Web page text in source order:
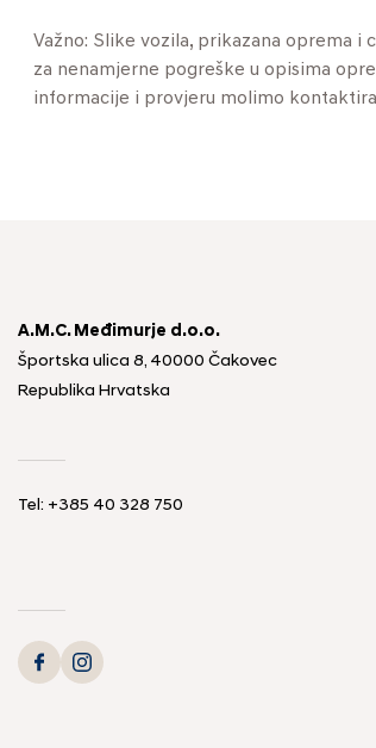
Važno: Slike vozila, prikazana oprema
za nenamjerne pogreške u opisima
informacije i provjeru molimo
A.M.C. Međimurje d.o.o.
Športska ulica 8, 40000 Čakovec
Republika Hrvatska
Tel: +385 40 328 750